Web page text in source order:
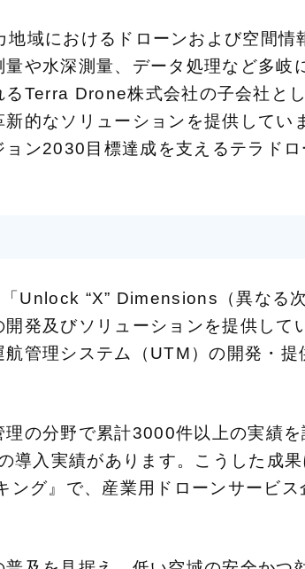
域におけるドローンおよび空間情
や水深測量、データ処理など多岐
るTerra Drone株式会社の子会社と
的なソリューションを提供してい
ン2030目標達成を支えるテラド
Unlock “X” Dimensions（異なる
発及びソリューションを提供して
管理システム（UTM）の開発・
の分野で累計3000件以上の実績
導入実績があります。こうした
ング』で、産業用ドローンサービ